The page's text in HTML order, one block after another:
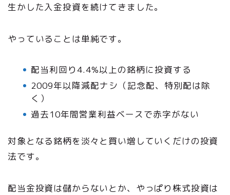
生かした入金投資を続けてきました。
やっていることは単純です。
配当利回り4.4%以上の銘柄に投資する
2009年以降減配ナシ（記念配、特別配は除
く）
過去10年間営業利益ベースで赤字がない
対象となる銘柄を淡々と買い増していくだけの投資
法です。
配当金投資は儲からないとか、やっぱり株式投資は